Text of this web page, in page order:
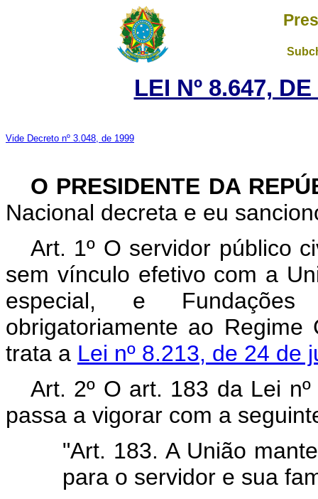
LEI Nº 8.647,
Vide Decreto nº 3.048, de 1999
O PRESIDENTE DA
Nacional decreta e eu
Art. 1º O servidor público
sem vínculo efetivo com a
especial, e Fundações
obrigatoriamente ao
trata a Lei nº 8.213, de 24 de
Art. 2º O art. 183 da Lei
passa a vigorar com a
"Art. 183. A União
para o servidor e sua